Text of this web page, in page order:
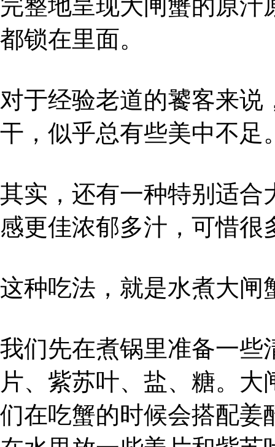
完整地呈现大闸蟹的原
都锁在里面。
对于经验老道的饕客来
干，似乎总有些美中不足
其实，还有一种特别适合
感更佳浓郁多汁，可惜很
这种吃法，就是水煮大闸
我们先在煮锅里准备一些
片、紫苏叶、盐、糖。
们在吃蟹的时候会搭配姜